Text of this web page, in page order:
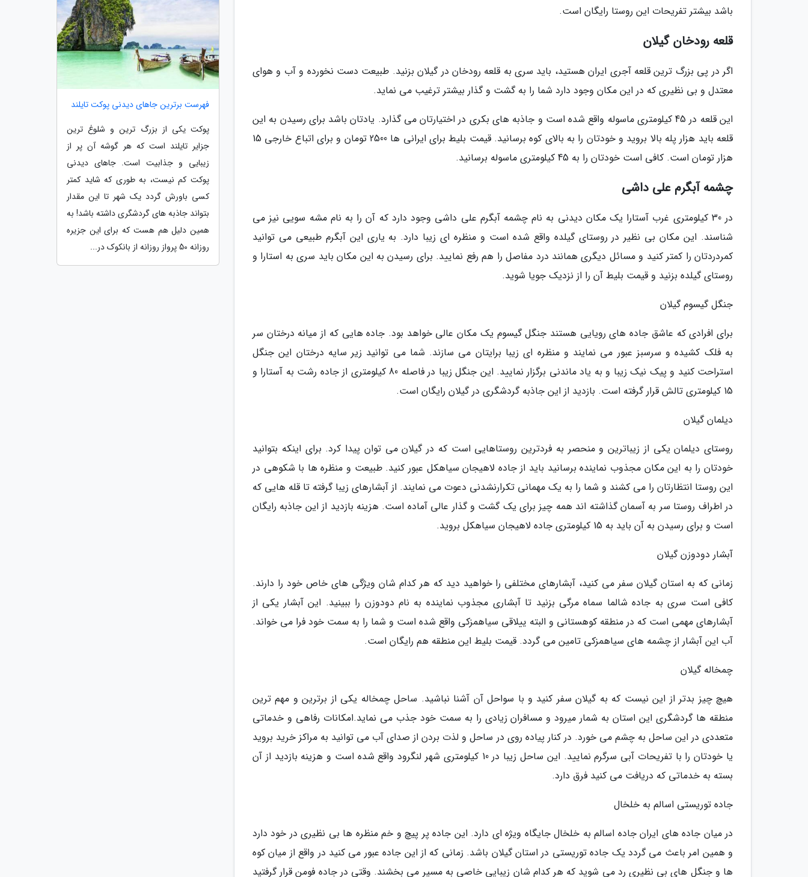
باشد بیشتر تفریحات این روستا رایگان است.
قلعه رودخان گیلان
اگر در پی بزرگ ترین قلعه آجری ایران هستید، باید سری به قلعه رودخان در گیلان بزنید. طبیعت دست نخورده و آب و هوای
معتدل و بی نظیری که در این مکان وجود دارد شما را به گشت و گذار بیشتر ترغیب می نماید.
این قلعه در 45 کیلومتری ماسوله واقع شده است و جاذبه های بکری در اختیارتان می گذارد. یادتان باشد برای رسیدن به این
قلعه باید هزار پله بالا بروید و خودتان را به بالای کوه برسانید. قیمت بلیط برای ایرانی ها 2500 تومان و برای اتباع خارجی 15
هزار تومان است. کافی است خودتان را به 45 کیلومتری ماسوله برسانید.
چشمه آبگرم علی داشی
در 30 کیلومتری غرب آستارا یک مکان دیدنی به نام چشمه آبگرم علی داشی وجود دارد که آن را به نام مشه سویی نیز می
شناسند. این مکان بی نظیر در روستای گیلده واقع شده است و منظره ای زیبا دارد. به یاری این آبگرم طبیعی می توانید
کمردردتان را کمتر کنید و مسائل دیگری همانند درد مفاصل را هم رفع نمایید. برای رسیدن به این مکان باید سری به استارا و
روستای گیلده بزنید و قیمت بلیط آن را از نزدیک جویا شوید.
جنگل گیسوم گیلان
برای افرادی که عاشق جاده های رویایی هستند جنگل گیسوم یک مکان عالی خواهد بود. جاده هایی که از میانه درختان سر
به فلک کشیده و سرسبز عبور می نمایند و منظره ای زیبا برایتان می سازند. شما می توانید زیر سایه درختان این جنگل
استراحت کنید و پیک نیک زیبا و به یاد ماندنی برگزار نمایید. این جنگل زیبا در فاصله 80 کیلومتری از جاده رشت به آستارا و
15 کیلومتری تالش قرار گرفته است. بازدید از این جاذبه گردشگری در گیلان رایگان است.
دیلمان گیلان
روستای دیلمان یکی از زیباترین و منحصر به فردترین روستاهایی است که در گیلان می توان پیدا کرد. برای اینکه بتوانید
خودتان را به این مکان مجذوب نماینده برسانید باید از جاده لاهیجان سیاهکل عبور کنید. طبیعت و منظره ها با شکوهی در
این روستا انتظارتان را می کشند و شما را به یک مهمانی تکرارنشدنی دعوت می نمایند. از آبشارهای زیبا گرفته تا قله هایی که
در اطراف روستا سر به آسمان گذاشته اند همه چیز برای یک گشت و گذار عالی آماده است. هزینه بازدید از این جاذبه رایگان
است و برای رسیدن به آن باید به 15 کیلومتری جاده لاهیجان سیاهکل بروید.
آبشار دودوزن گیلان
زمانی که به استان گیلان سفر می کنید، آبشارهای مختلفی را خواهید دید که هر کدام شان ویژگی های خاص خود را دارند.
کافی است سری به جاده شالما سماه مرگی بزنید تا آبشاری مجذوب نماینده به نام دودوزن را ببینید. این آبشار یکی از
آبشارهای مهمی است که در منطقه کوهستانی و البته ییلاقی سیاهمزکی واقع شده است و شما را به سمت خود فرا می خواند.
آب این آبشار از چشمه های سیاهمزکی تامین می گردد. قیمت بلیط این منطقه هم رایگان است.
چمخاله گیلان
هیچ چیز بدتر از این نیست که به گیلان سفر کنید و با سواحل آن آشنا نباشید. ساحل چمخاله یکی از برترین و مهم ترین
منطقه ها گردشگری این استان به شمار میرود و مسافران زیادی را به سمت خود جذب می نماید.امکانات رفاهی و خدماتی
متعددی در این ساحل به چشم می خورد. در کنار پیاده روی در ساحل و لذت بردن از صدای آب می توانید به مراکز خرید بروید
یا خودتان را با تفریحات آبی سرگرم نمایید. این ساحل زیبا در 10 کیلومتری شهر لنگرود واقع شده است و هزینه بازدید از آن
بسته به خدماتی که دریافت می کنید فرق دارد.
جاده توریستی اسالم به خلخال
در میان جاده های ایران جاده اسالم به خلخال جایگاه ویژه ای دارد. این جاده پر پیچ و خم منظره ها بی نظیری در خود دارد
و همین امر باعث می گردد یک جاده توریستی در استان گیلان باشد. زمانی که از این جاده عبور می کنید در واقع از میان کوه
ها و جنگل های بی نظیری رد می شوید که هر کدام شان زیبایی خاصی به مسیر می بخشند. وقتی در جاده فومن قرار گرفتید
فهرست برترین جاهای دیدنی پوکت تایلند
پوکت یکی از بزرگ ترین و شلوغ ترین
جزایر تایلند است که هر گوشه آن پر از
زیبایی و جذابیت است. جاهای دیدنی
پوکت کم نیست، به طوری که شاید کمتر
کسی باورش گردد یک شهر تا این مقدار
بتواند جاذبه های گردشگری داشته باشد! به
همین دلیل هم هست که برای این جزیره
روزانه 50 پرواز روزانه از بانکوک در...